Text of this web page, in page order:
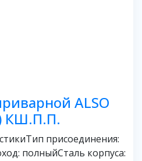
ALSO
КШ.П.П.
присоединения:
полныйСталь корпуса: